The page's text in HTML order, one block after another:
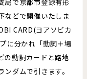
などで開催いたしま
CARD(ヨアソビカ
に分かれ「動詞＋場
の動詞カードと路地
ダムで引きます。